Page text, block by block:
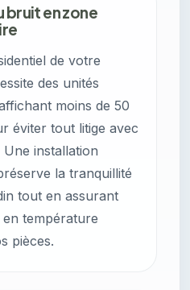
bruit en zone
de votre
des unités
moins de 50
éviter tout litige avec
Une installation
la tranquillité
tout en assurant
température
pièces.